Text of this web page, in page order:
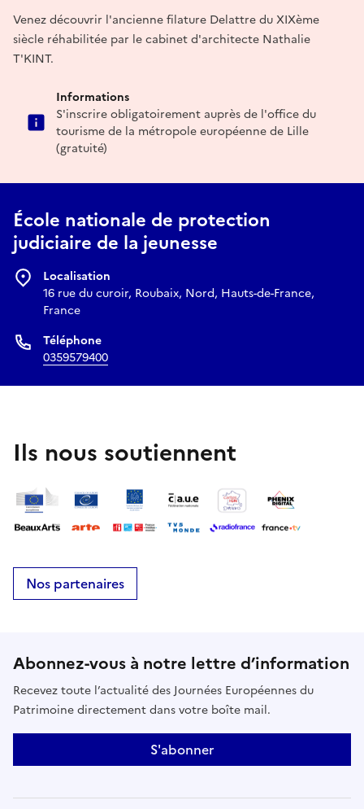
Venez découvrir l'ancienne filature Delattre du XIXème
siècle réhabilitée par le cabinet d'architecte Nathalie
T'KINT.
Informations
S'inscrire obligatoirement auprès de l'office du
tourisme de la métropole européenne de Lille
(gratuité)
École nationale de protection
judiciaire de la jeunesse
Localisation
16 rue du curoir, Roubaix, Nord, Hauts-de-France,
France
Téléphone
0359579400
Ils nous soutiennent
Nos partenaires
Abonnez-vous à notre lettre d’information
Recevez toute l’actualité des Journées Européennes du
Patrimoine directement dans votre boîte mail.
S'abonner